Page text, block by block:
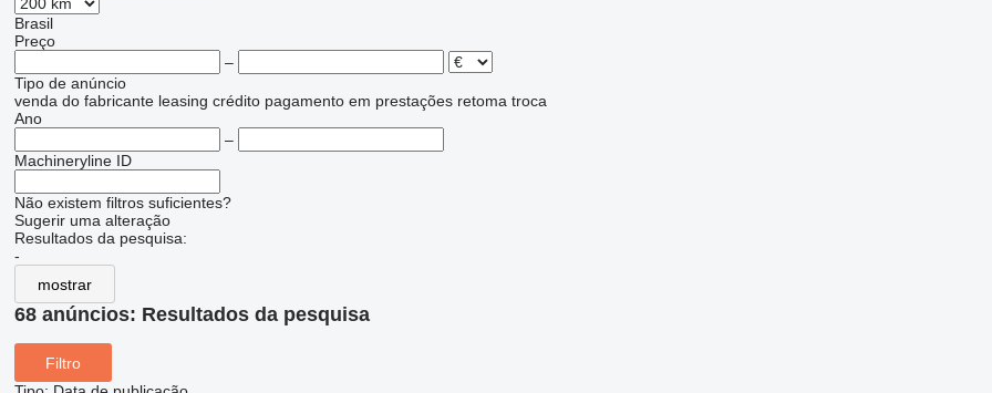
Brasil
Preço
–
Tipo de anúncio
venda do fabricante leasing crédito pagamento em prestações retoma troca
Ano
–
Machineryline ID
Não existem filtros suficientes?
Sugerir uma alteração
Resultados da pesquisa:
-
mostrar
68 anúncios: Resultados da pesquisa
Filtro